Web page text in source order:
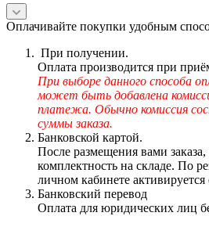
Оплачивайте покупки удобным
При получении.
Оплата производится при
При выборе данного способа
может быть добавлена
платежа. Обычно комиссия
суммы заказа.
Банковской картой.
После размещения вами
комплектность на складе. По
личном кабинете активируется
Банковский перевод
Оплата для юридических лиц